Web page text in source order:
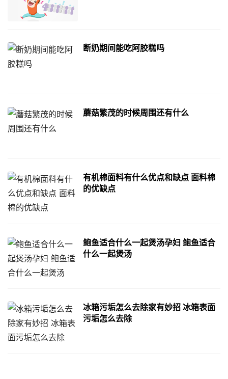
断奶期间能吃阿胶糕吗
蘑菇繁茂的时候周围还有什么
有机棉面料有什么优点和缺点 面料棉
的优缺点
鲍鱼适合什么一起煲汤孕妇 鲍鱼适合
什么一起煲汤
冰箱污垢怎么去除家有妙招 冰箱表面
污垢怎么去除